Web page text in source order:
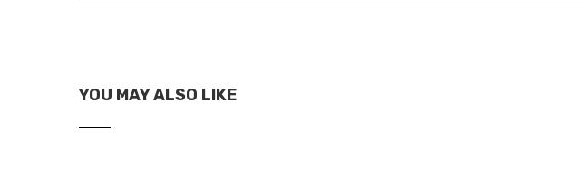
YOU MAY ALSO LIKE